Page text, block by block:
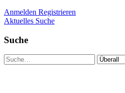
Anmelden Registrieren
Aktuelles Suche
Suche